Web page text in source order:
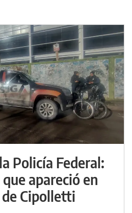
Policía Federal:
apareció en
Cipolletti